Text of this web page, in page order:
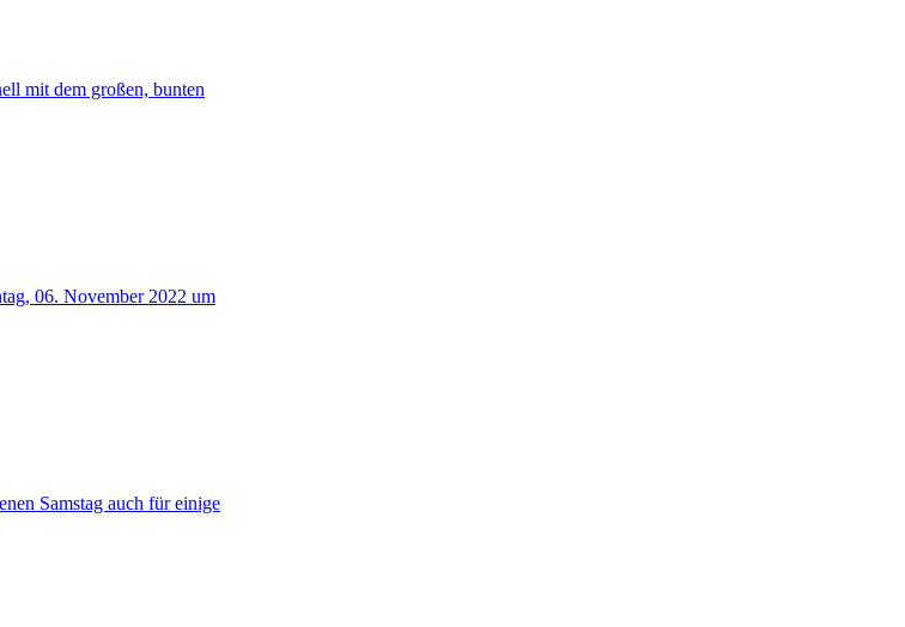
mit dem großen, bunten
06. November 2022 um
Samstag auch für einige